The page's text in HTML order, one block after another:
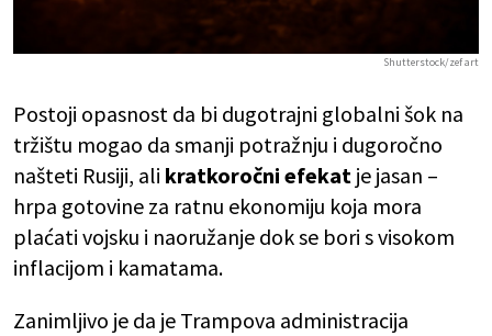
Shutterstock/zef art
Postoji opasnost da bi dugotrajni globalni šok na
tržištu mogao da smanji potražnju i dugoročno
našteti Rusiji, ali kratkoročni efekat je jasan –
hrpa gotovine za ratnu ekonomiju koja mora
plaćati vojsku i naoružanje dok se bori s visokom
inflacijom i kamatama.
Zanimljivo je da je Trampova administracija